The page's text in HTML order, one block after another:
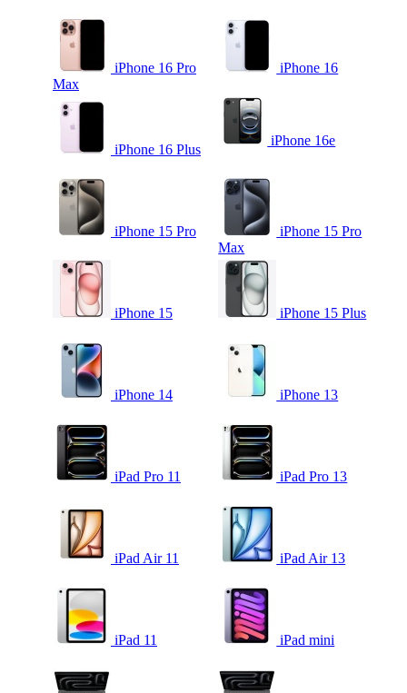
iPhone 16 Pro
Max
iPhone 16
iPhone 16 Plus
iPhone 16e
iPhone 15 Pro
iPhone 15 Pro
Max
iPhone 15 iPhone 15 Plus
iPhone 14 iPhone 13
iPad Pro 11 iPad Pro 13
iPad Air 11 iPad Air 13
iPad 11 iPad mini